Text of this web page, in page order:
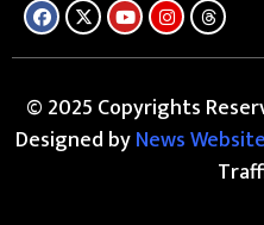
© 2025 Copyrights
Designed byNews